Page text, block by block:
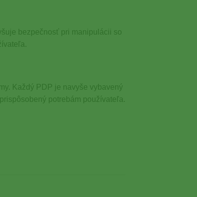
bezpečnosť pri manipulácii so
Každý PDP je navyše vybavený
potrebám používateľa.